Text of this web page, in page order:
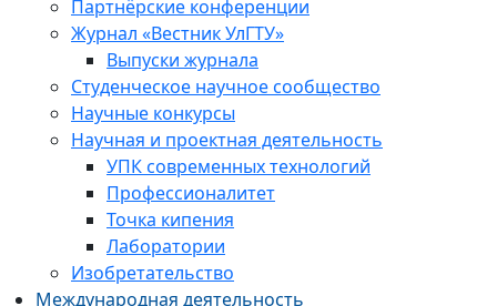
Партнёрские конференции
Журнал «Вестник УлГТУ»
Выпуски журнала
Студенческое научное сообщество
Научные конкурсы
Научная и проектная деятельность
УПК современных технологий
Профессионалитет
Точка кипения
Лаборатории
Изобретательство
Международная деятельность